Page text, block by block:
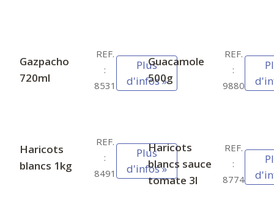
Gazpacho
720ml
REF.
:
8531
Plus
d'infos »
Guacamole
500g
REF.
:
9880
Haricots
blancs 1kg
REF.
:
8491
Plus
d'infos »
Haricots
blancs sauce
tomate 3l
REF.
:
8774